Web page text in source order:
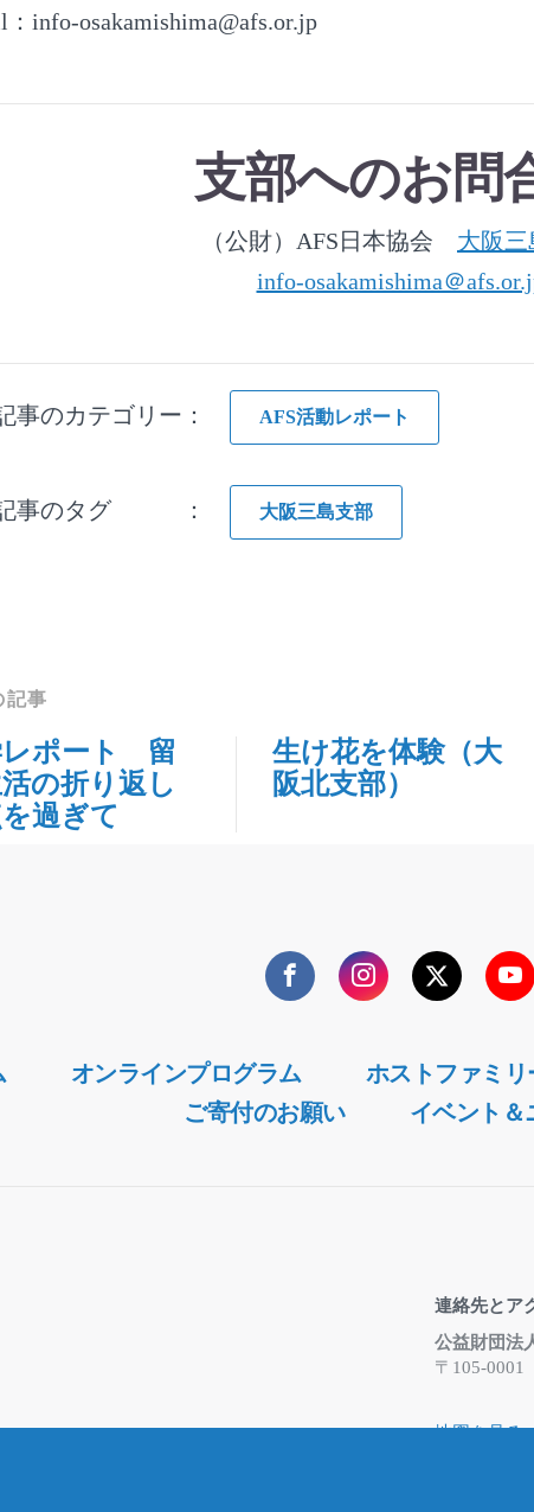
info-osakamishima@afs.or.jp
支部へのお問
（公財）AFS日本協会 大阪三
info-osakamishima＠
事のカテゴリー： AFS活動レポート
記事のタグ ： 大阪三島支部
記事
レポート 留
の折り返し
過ぎて
生け花を体験（大
阪北支部）
FacebookInstagramTwitter
オンラインプログラム ホストファミリ
ご寄付のお願い
イベント＆
連絡先とア
公益財団法
〒105-
地図を見る